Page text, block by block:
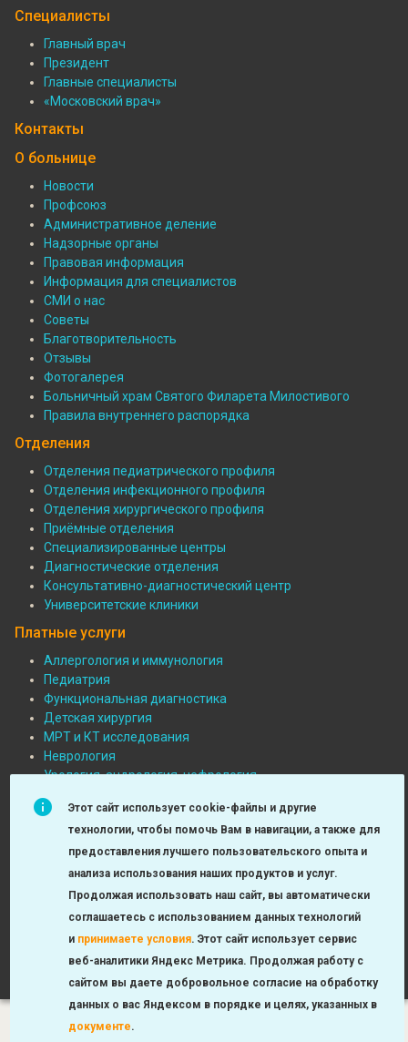
Подвал:
Филиалы
Специалисты
Подвал:
Специалисты
Главный врач
Президент
Главные специалисты
«Московский врач»
Контакты
О больнице
Подвал:
больнице
Новости
Профсоюз
Административное деление
Надзорные органы
Правовая информация
Информация для специалистов
СМИ о нас
Советы
Благотворительность
Отзывы
Фотогалерея
Больничный храм Святого Филарета Милостивого
Правила внутреннего распорядка
Отделения
Подвал:
Отделения
Отделения педиатрического профиля
Отделения инфекционного профиля
Отделения хирургического профиля
Приёмные отделения
Специализированные центры
Диагностические отделения
Консультативно-диагностический центр
Университетские клиники
Платные услуги
Подвал:
Платные
услуги
Аллергология и иммунология
Педиатрия
Функциональная диагностика
Детская хирургия
МРТ и КТ исследования
Неврология
Урология, андрология, нефрология
Оториноларингология
Check-up
© 2012-2023 ГБУЗ «ДГКБ №9 им. Г. Н. Сперанского ДЗМ»
Сделано в
Создано наDrupal
Этот сайт использует cookie-файлы и другие
технологии, чтобы помочь Вам в навигации, а также для
предоставления лучшего пользовательского опыта и
анализа использования наших продуктов и услуг.
Продолжая использовать наш сайт, вы автоматически
соглашаетесь с использованием данных технологий
и принимаете условия. Этот сайт использует сервис
веб-аналитики Яндекс Метрика. Продолжая работу с
сайтом вы даете добровольное согласие на обработку
данных о вас Яндексом в порядке и целях, указанных в
документе.